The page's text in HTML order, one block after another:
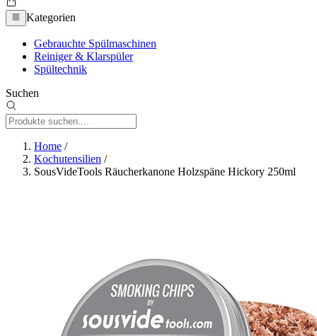
Kategorien
Gebrauchte Spülmaschinen
Reiniger & Klarspüler
Spültechnik
Suchen
Home /
Kochutensilien /
SousVideTools Räucherkanone Holzspäne Hickory 250ml